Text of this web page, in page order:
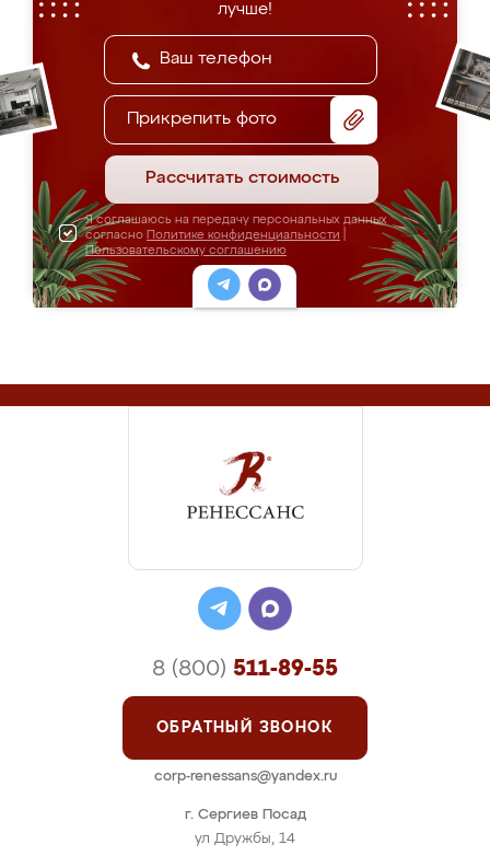
лучше!
Прикрепить фото
Рассчитать стоимость
Я соглашаюсь на передачу персональных данных
согласно Политике конфиденциальности
Пользовательскому соглашению
г. Сергиев Посад
ул Дружбы, 14
8 (800) 511-89-55
ОБРАТНЫЙ ЗВОНОК
corp-renessans@yandex.ru